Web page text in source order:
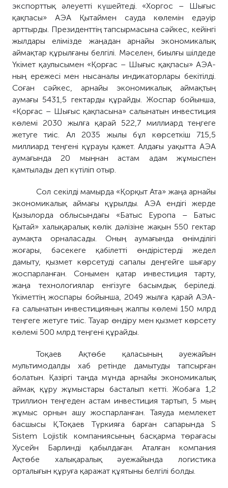
экспорттық әлеуетті күшейтеді. «Хоргос – Шығыс
қақпасы» АЭА Қытаймен сауда көлемін едәуір
арттырды. Президенттің тапсырмасына сәйкес, кейінгі
жылдары елімізде жаңадан арнайы экономикалық
аймақтар құрылғаны белгілі. Мәселен, биылғы шілдеде
Үкімет қаулысымен «Қорғас – Шығыс қақпасы» АЭА-
ның ережесі мен нысаналы индикаторлары бекітілді.
Соған сәйкес, арнайы экономикалық аймақтың
аумағы 5431,5 гектарды құрайды. Жоспар бойынша,
«Қорғас – Шығыс қақпасына» салынатын инвестиция
көлемі 2030 жылға қарай 522,7 миллиард теңгеге
жетуге тиіс. Ал 2035 жылы бұл көрсеткіш 715,5
миллиард теңгені құрауы қажет. Алдағы уақытта АЭА
аумағында 20 мыңнан астам адам жұмыспен
қамтылады деп күтіліп отыр.
Сол секілді мамырда «Қорқыт Ата» жаңа арнайы
экономикалық аймағы құрылды. АЭА ендігі жерде
Қызылорда облысындағы «Батыс Еуропа – Батыс
Қытай» халықаралық көлік дәлізіне жақын 550 гектар
аумақта орналасады. Оның аумағында өнімділігі
жоғары, бәсекеге қабілетті өндірістерді жедел
дамыту, қызмет көрсетуді сапалы деңгейге шығару
жоспарланған. Сонымен қатар инвестиция тарту,
жаңа технологиялар енгізуге басымдық беріледі.
Үкіметтің жоспары бойынша, 2049 жылға қарай АЭА-
ға салынатын инвестицияның жалпы көлемі 150 млрд
теңгеге жетуге тиіс. Тауар өндіру мен қызмет көрсету
көлемі 500 млрд теңгені құрайды.
Тоқаев Ақтөбе қаласының әуежайын
мультимодалды хаб ретінде дамытуды тапсырған
болатын. Қазіргі таңда мұнда арнайы экономикалық
аймақ құру жұмыстары басталып кетті. Жобаға 1,2
триллион теңгеден астам инвестиция тартып, 5 мың
жұмыс орнын ашу жоспарланған. Таяуда мемлекет
басшысы Қ.Тоқаев Түркияға барған сапарында S
Sistem Lojistik компаниясының басқарма төрағасы
Хусейн Барлинді қабылдаған. Аталған компания
Ақтөбе халықаралық әуежайында логистика
орталығын құруға қаражат құятыны белгілі болды.